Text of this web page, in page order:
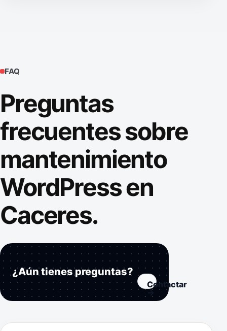
FAQ
Preguntas
frecuentes sobre
mantenimiento
WordPress en
Caceres.
¿Aún tienes preguntas?
Contactar
→